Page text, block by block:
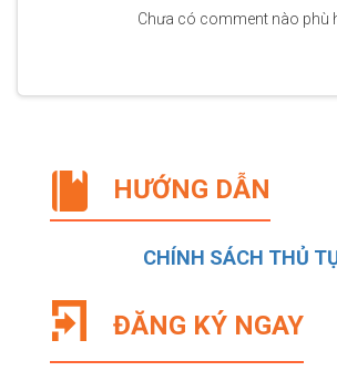
Chưa có comment nào phù
HƯỚNG DẪN
CHÍNH SÁCH THỦ
ĐĂNG KÝ NGAY